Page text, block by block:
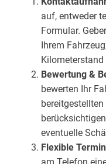
auf, entweder
Formular.
Ihrem
Bewertung &
bewerten Ihr
eventuelle
Flexible
am Telefon